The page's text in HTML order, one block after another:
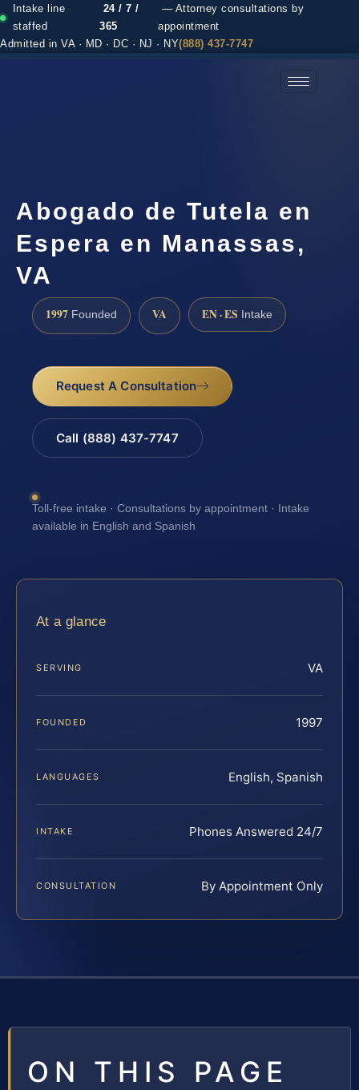
Intake line
staffed
24 / 7 /
365
— Attorney consultations by
appointment
Admitted in VA · MD · DC · NJ · NY(888) 437-7747
Abogado de Tutela en
Espera en Manassas,
VA
1997 Founded VA EN · ES Intake
Request A Consultation
Call (888) 437-7747
Toll-free intake · Consultations by appointment · Intake
available in English and Spanish
At a glance
SERVING VA
FOUNDED 1997
LANGUAGES English, Spanish
INTAKE Phones Answered 24/7
CONSULTATION By Appointment Only
ON THIS PAGE